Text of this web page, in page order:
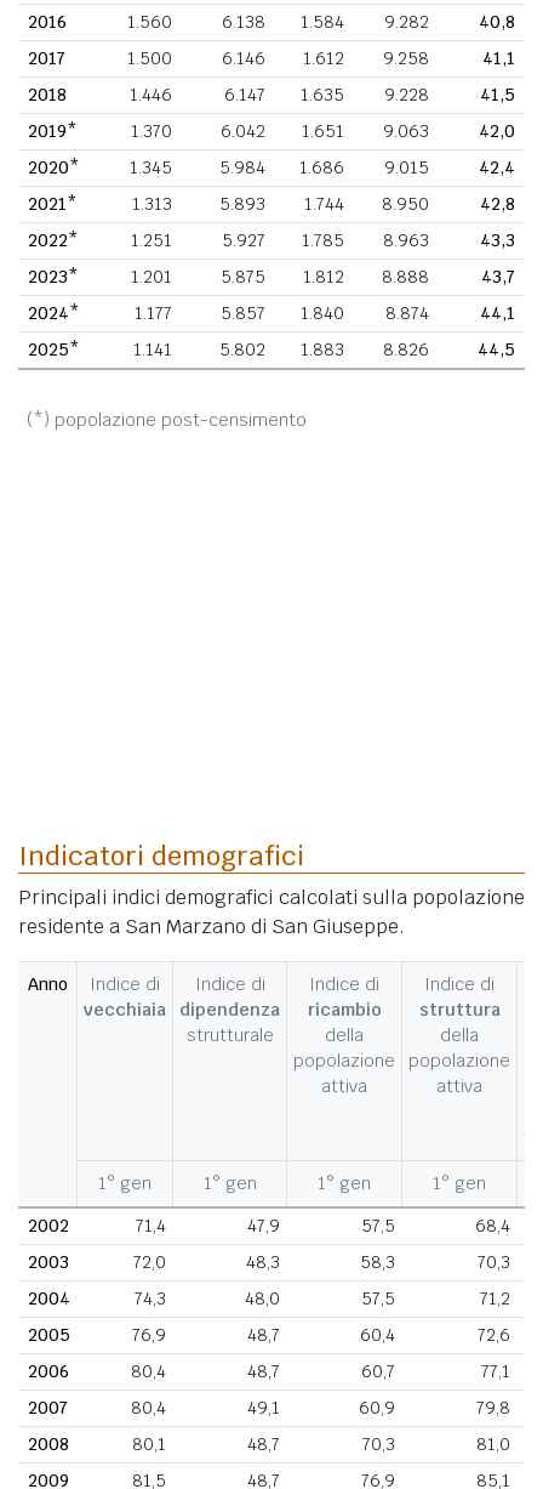
2016
1.560 6.138 1.584 9.282
40,8
2017
1.500 6.146 1.612 9.258
41,1
2018
1.446 6.147 1.635 9.228
41,5
2019*
1.370 6.042 1.651 9.063
42,0
2020*
1.345 5.984 1.686 9.015
42,4
2021*
1.313 5.893 1.744 8.950
42,8
2022*
1.251 5.927 1.785 8.963
43,3
2023*
1.201 5.875 1.812 8.888
43,7
2024*
1.177 5.857 1.840 8.874
44,1
2025*
1.141 5.802 1.883 8.826 44,5
(*) popolazione post-censimento
Indicatori demografici
Principali indici demografici calcolati sulla popolazione
residente a San Marzano di San Giuseppe.
Anno
Indice di
vecchiaia
Indice di
dipendenza
strutturale
Indice di
ricambio
della
popolazione
attiva
Indice di
struttura
della
popolazione
attiva
1° gen 1° gen 1° gen 1° gen
2002
71,4 47,9 57,5
68,4
2003
72,0 48,3 58,3
70,3
2004
74,3 48,0 57,5
71,2
2005
76,9 48,7 60,4
72,6
2006
80,4 48,7 60,7
77,1
2007
80,4 49,1 60,9
79,8
2008
80,1 48,7 70,3
81,0
2009
81,5 48,7 76,9 85,1